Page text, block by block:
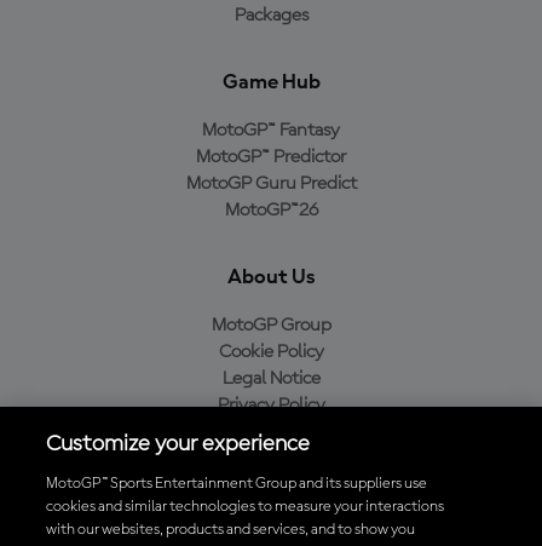
Packages
Game Hub
MotoGP™ Fantasy
MotoGP™ Predictor
MotoGP Guru Predict
MotoGP™26
About Us
MotoGP Group
Cookie Policy
Legal Notice
Privacy Policy
Purchase Policy
Baixe o aplicativo oficial da MotoGP™
Customize your experience
MotoGP™ Sports Entertainment Group and its suppliers use
cookies and similar technologies to measure your interactions
with our websites, products and services, and to show you